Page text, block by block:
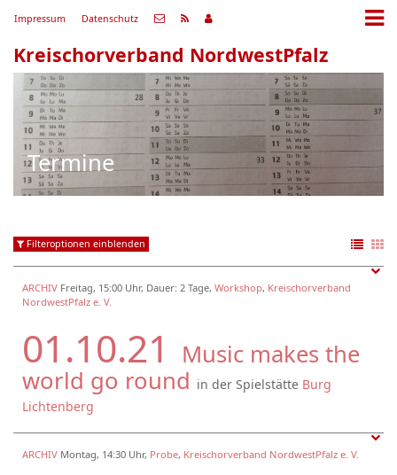
Impressum Datenschutz
Kreischorverband NordwestPfalz
Termine
Filteroptionen einblenden
ARCHIV Freitag, 15:00 Uhr, Dauer: 2 Tage, Workshop, Kreischorverband
NordwestPfalz e. V.
01.10.21
Music makes the
world go round in der Spielstätte Burg
Lichtenberg
ARCHIV Montag, 14:30 Uhr, Probe, Kreischorverband NordwestPfalz e. V.